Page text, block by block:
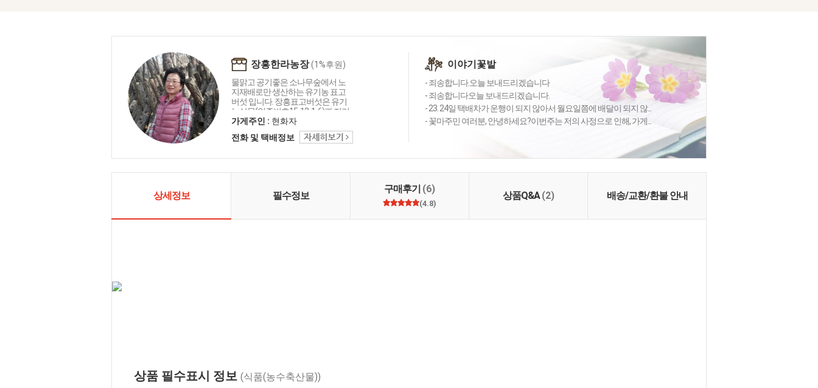
장흥한라농장(1%후원)
물맑고 공기좋은 소나무숲에서 노
지재배로만 생산하는 유기농 표고
버섯 입니다. 장흥표고버섯은 유기
농산물(인증번호15-12-1-6)과 지리
적표시등록 (산림청2호)을 한 상품
으로 육질이 두껍고 쫄깃쫄깃한 맛
과 향이 뛰어나 명품으로 인정받고
30여년간 직접 생산하고 있습니다.
가지고 있습니다.
가게주인 : 현화자
전화 및 택배정보
이야기꽃밭
- 죄송합니다.오늘 보내드리겠습니다
- 죄송합니다오늘 보내드리겠습니다.
- 23. 24일 택배차가 운행이 되지 않아서 월요일쯤에 배달이 되지 않...
- 꽃마주민 여러분, 안녕하세요?이번주는 저의 사정으로 인해, 가게...
상세정보 필수정보
구매후기 (6)
(4.8)
상품Q&A(2) 배송/교환/환불 안내
상품 필수표시 정보 (식품(농수축산물))